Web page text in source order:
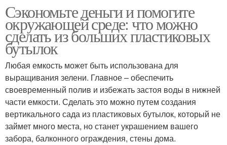
Сэкономьте деньги и помогите
окружающей среде: что можно
сделать из больших пластиковых
бутылок
Любая емкость может быть использована для
выращивания зелени. Главное – обеспечить
своевременный полив и избежать застоя воды в нижней
части емкости. Сделать это можно путем создания
вертикального сада из пластиковых бутылок, который не
займет много места, но станет украшением вашего
забора, балконного ограждения, стены дома.